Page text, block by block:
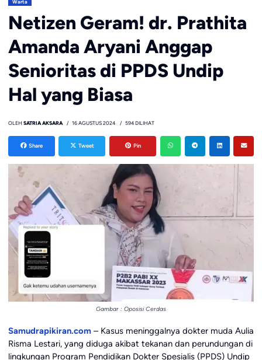
Warta
Netizen Geram! dr. Prathita
Amanda Aryani Anggap
Senioritas di PPDS Undip
Hal yang Biasa
OLEH SATRIA AKSARA 16 AGUSTUS 2024 594 DILIHAT
Share Tweet Pin
Gambar : Oposisi Cerdas
Samudrapikiran.com– Kasus meninggalnya dokter muda Aulia
Risma Lestari, yang diduga akibat tekanan dan perundungan di
lingkungan Program Pendidikan Dokter Spesialis (PPDS) Undip